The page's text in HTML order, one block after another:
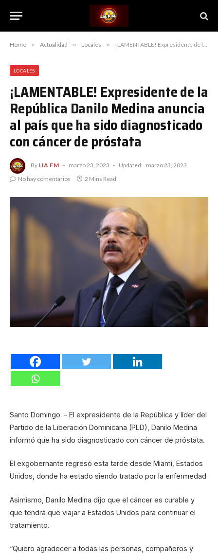
Home » Actualidad » Locales » ¡LAMENTABLE! Expresidente de la República Danilo Medina anuncia al país que ha sido diagnosticado con cáncer de próstata
LOCALES
¡LAMENTABLE! Expresidente de la
República Danilo Medina anuncia
al país que ha sido diagnosticado
con cáncer de próstata
By LIA FM marzo 23, 2023 Updated: marzo 23, 2023
No hay comentarios
2 Mins Read
Santo Domingo. – El expresidente de la República y líder del
Partido de la Liberación Dominicana (PLD), Danilo Medina
informó que ha sido diagnosticado con cáncer de próstata.
El exgobernante regresó esta tarde desde Miami, Estados
Unidos, donde ha estado siendo tratado por la enfermedad.
Asimismo, Danilo Medina dijo que el cáncer es curable y
que tendrá que viajar a Estados Unidos para continuar el
tratamiento.
“Quiero agradecer a todas las personas, compañeros y